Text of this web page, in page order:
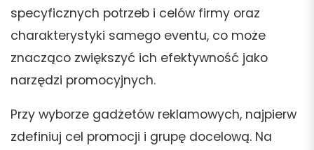
specyficznych potrzeb i celów firmy oraz
charakterystyki samego eventu, co może
znacząco zwiększyć ich efektywność jako
narzędzi promocyjnych.
Przy wyborze gadżetów reklamowych, najpierw
zdefiniuj cel promocji i grupę docelową. Na